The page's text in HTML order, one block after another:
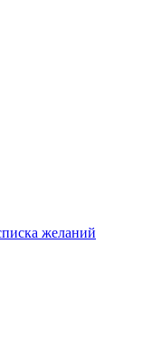
желаний